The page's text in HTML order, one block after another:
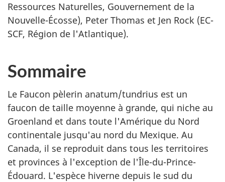
Ressources Naturelles, Gouvernement de la
Nouvelle-Écosse), Peter Thomas et Jen Rock (EC-
SCF, Région de l'Atlantique).
Sommaire
Le Faucon pèlerin anatum/tundrius est un
faucon de taille moyenne à grande, qui niche au
Groenland et dans toute l'Amérique du Nord
continentale jusqu'au nord du Mexique. Au
Canada, il se reproduit dans tous les territoires
et provinces à l'exception de l'Île-du-Prince-
Édouard. L'espèce hiverne depuis le sud du